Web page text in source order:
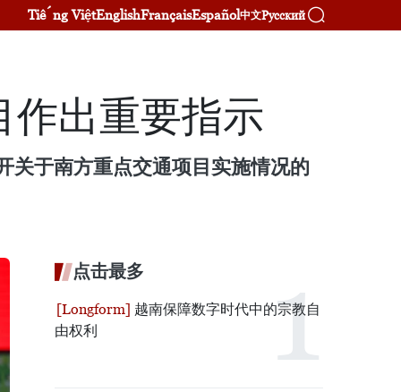
Tiếng ViệtEnglishFrançaisEspañol中文Русский
作出重要指示
关于南方重点交通项目实施情况的
点击最多
越南保障数字时代中的宗教自
由权利